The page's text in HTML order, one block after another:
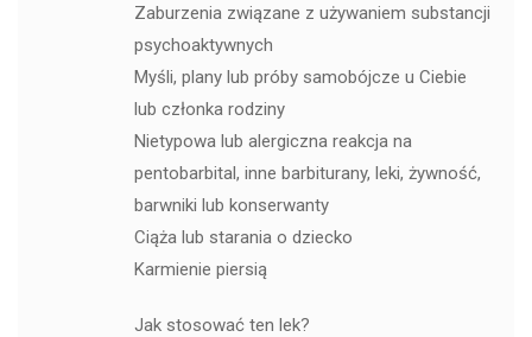
Zaburzenia związane z używaniem substancji
psychoaktywnych
Myśli, plany lub próby samobójcze u Ciebie
lub członka rodziny
Nietypowa lub alergiczna reakcja na
pentobarbital, inne barbiturany, leki, żywność,
barwniki lub konserwanty
Ciąża lub starania o dziecko
Karmienie piersią
Jak stosować ten lek?